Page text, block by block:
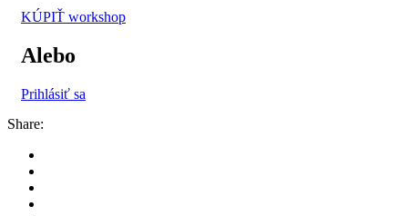
KÚPIŤ workshop
Alebo
Prihlásiť sa
Share: